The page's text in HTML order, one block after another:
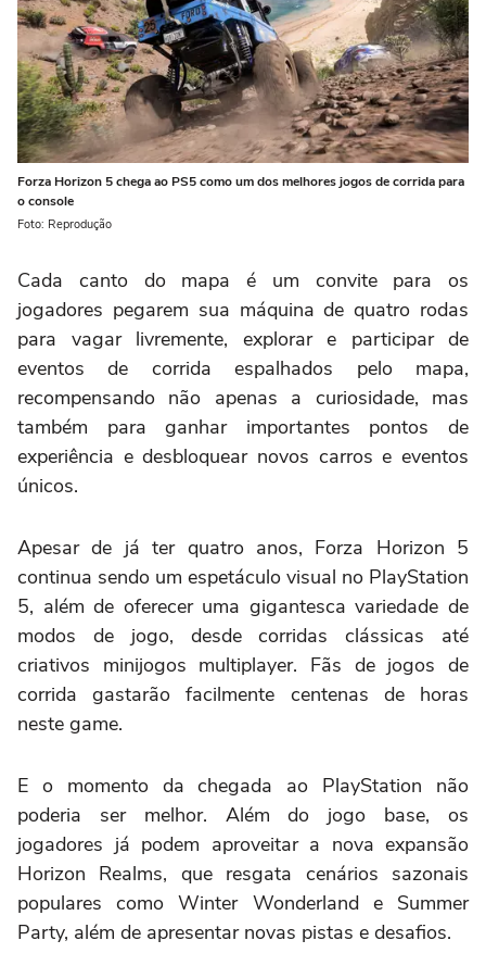
Forza Horizon 5 chega ao PS5 como um dos melhores jogos de corrida para
o console
Foto: Reprodução
Cada canto do mapa é um convite para os
jogadores pegarem sua máquina de quatro rodas
para vagar livremente, explorar e participar de
eventos de corrida espalhados pelo mapa,
recompensando não apenas a curiosidade, mas
também para ganhar importantes pontos de
experiência e desbloquear novos carros e eventos
únicos.
Apesar de já ter quatro anos, Forza Horizon 5
continua sendo um espetáculo visual no PlayStation
5, além de oferecer uma gigantesca variedade de
modos de jogo, desde corridas clássicas até
criativos minijogos multiplayer. Fãs de jogos de
corrida gastarão facilmente centenas de horas
neste game.
E o momento da chegada ao PlayStation não
poderia ser melhor. Além do jogo base, os
jogadores já podem aproveitar a nova expansão
Horizon Realms, que resgata cenários sazonais
populares como Winter Wonderland e Summer
Party, além de apresentar novas pistas e desafios.